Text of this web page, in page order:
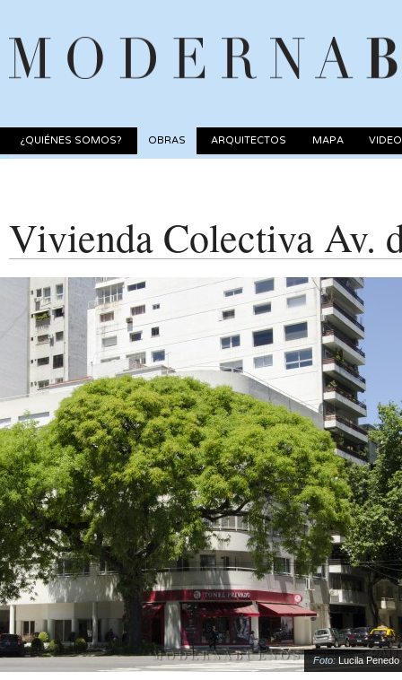
¿QUIÉNES SOMOS? OBRAS ARQUITECTOS MAPA
Vivienda Colectiva Av.
Foto:Lucila Penedo